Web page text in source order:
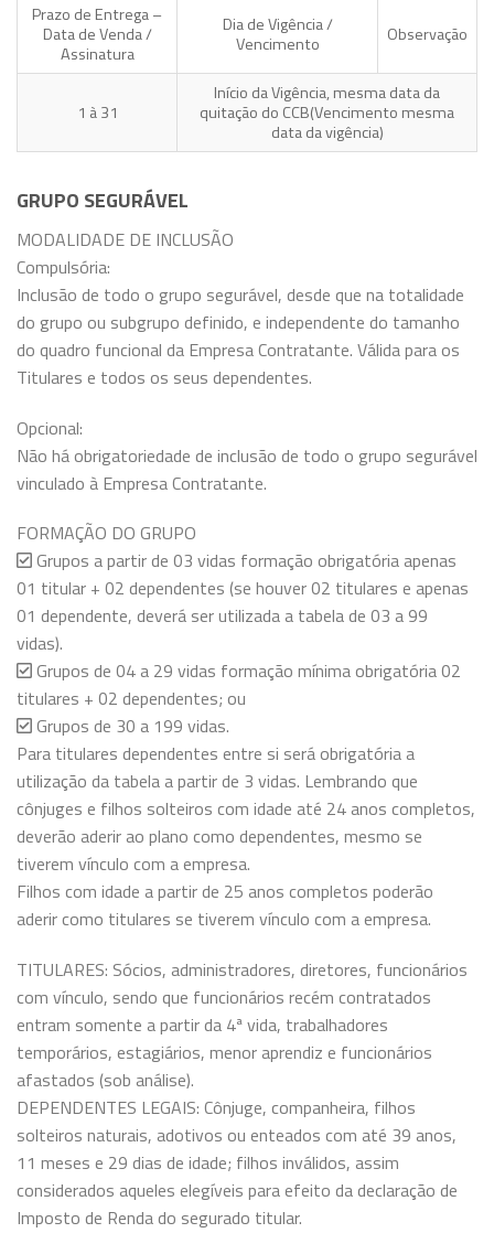
Prazo de Entrega –
Data de Venda /
Assinatura
Dia de Vigência /
Vencimento
Observação
1 à 31
Início da Vigência, mesma data da
quitação do CCB(Vencimento mesma
data da vigência)
GRUPO SEGURÁVEL
MODALIDADE DE INCLUSÃO
Compulsória:
Inclusão de todo o grupo segurável, desde que na totalidade
do grupo ou subgrupo definido, e independente do tamanho
do quadro funcional da Empresa Contratante. Válida para os
Titulares e todos os seus dependentes.
Opcional:
Não há obrigatoriedade de inclusão de todo o grupo segurável
vinculado à Empresa Contratante.
FORMAÇÃO DO GRUPO
Grupos a partir de 03 vidas formação obrigatória apenas
01 titular + 02 dependentes (se houver 02 titulares e apenas
01 dependente, deverá ser utilizada a tabela de 03 a 99
vidas).
Grupos de 04 a 29 vidas formação mínima obrigatória 02
titulares + 02 dependentes; ou
Grupos de 30 a 199 vidas.
Para titulares dependentes entre si será obrigatória a
utilização da tabela a partir de 3 vidas. Lembrando que
cônjuges e filhos solteiros com idade até 24 anos completos,
deverão aderir ao plano como dependentes, mesmo se
tiverem vínculo com a empresa.
Filhos com idade a partir de 25 anos completos poderão
aderir como titulares se tiverem vínculo com a empresa.
TITULARES: Sócios, administradores, diretores, funcionários
com vínculo, sendo que funcionários recém contratados
entram somente a partir da 4ª vida, trabalhadores
temporários, estagiários, menor aprendiz e funcionários
afastados (sob análise).
DEPENDENTES LEGAIS: Cônjuge, companheira, filhos
solteiros naturais, adotivos ou enteados com até 39 anos,
11 meses e 29 dias de idade; filhos inválidos, assim
considerados aqueles elegíveis para efeito da declaração de
Imposto de Renda do segurado titular.